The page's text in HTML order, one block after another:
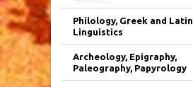
Philology, Greek and Latin
Linguistics
Archeology, Epigraphy,
Paleography, Papyrology